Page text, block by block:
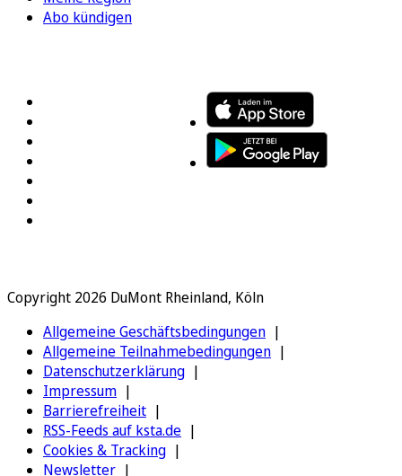
Abo kündigen
Copyright 2026 DuMont Rheinland, Köln
Allgemeine Geschäftsbedingungen
Allgemeine Teilnahmebedingungen
Datenschutzerklärung
Impressum
Barrierefreiheit
RSS-Feeds auf ksta.de
Cookies & Tracking
Newsletter